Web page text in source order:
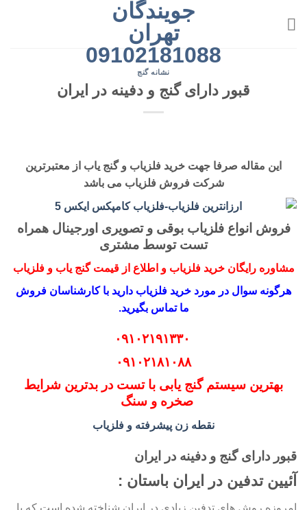
جویندگان
تهران
09102181088
نشانه گنج
قبور دارای گنج و دفینه در ایران
این مقاله صرفا جهت خرید فلزیاب و گنج یاب از معتبرترین
شرکت فروش فلزیاب می باشد
فروش انواع فلزیاب بوقی و تصویری اورجینال همراه
تست توسط مشتری
مشاوره رایگان خرید فلزیاب و اطلاع از قیمت گنج یاب و فلزیاب
هرگونه سوال در مورد خرید فلزیاب دارید با کارشناسان فروش
ما تماس بگیرید.
۰۹۱۰۲۱۹۱۳۳۰
۰۹۱۰۲۱۸۱۰۸۸
بهترین سیستم گنج یابی با تست در بدترین شرایط
صخره و سنگ
نقطه زن پیشرفته و فلزیاب
قبور دارای گنج و دفینه در ایران
آئیین تدفین در ایران باستان :
امروزه روش های تدفین زیادی در ایران شناخته شده است که با